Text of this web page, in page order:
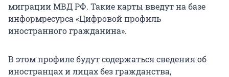
миграции МВД РФ. Такие карты введут на базе
информресурса «Цифровой профиль
иностранного гражданина».
В этом профиле будут содержаться сведения об
иностранцах и лицах без гражданства,